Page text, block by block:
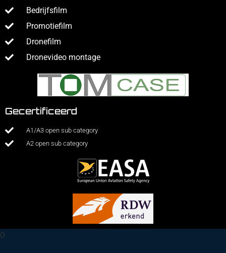
Bedrijfsfilm
Promotiefilm
Dronefilm
Dronevideo montage
Gecertificeerd
A1/A3 open sub category
A2 open sub category
0